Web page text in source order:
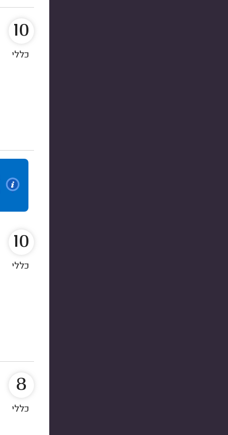
10
כללי
10
כללי
8
כללי